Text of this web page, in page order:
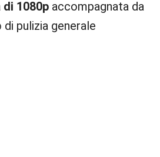
1080p accompagnata da
pulizia generale